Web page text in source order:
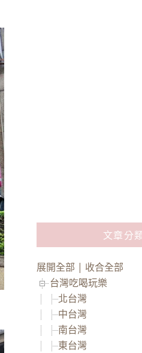
文章分
展開全部 | 收合全部
台灣吃喝玩樂
北台灣
中台灣
南台灣
東台灣